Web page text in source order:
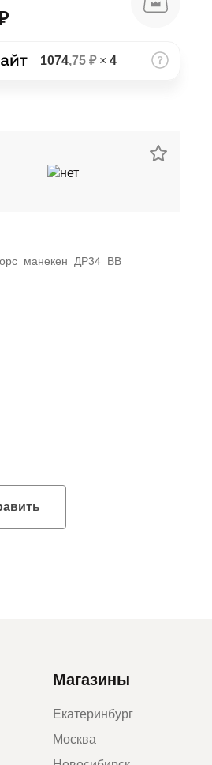
1074,75 ₽× 4
Магазины
Екатеринбург
Москва